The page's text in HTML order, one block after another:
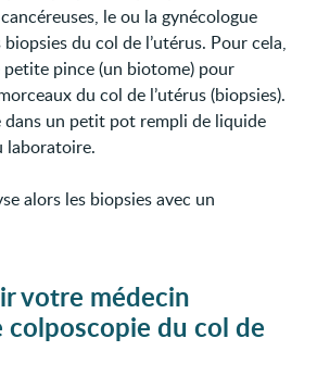
le ou la gynécologue
du col de l’utérus. Pour cela,
pince (un biotome) pour
du col de l’utérus (biopsies).
dans un petit pot rempli de liquide
laboratoire.
alors les biopsies avec un
votre médecin
du col de